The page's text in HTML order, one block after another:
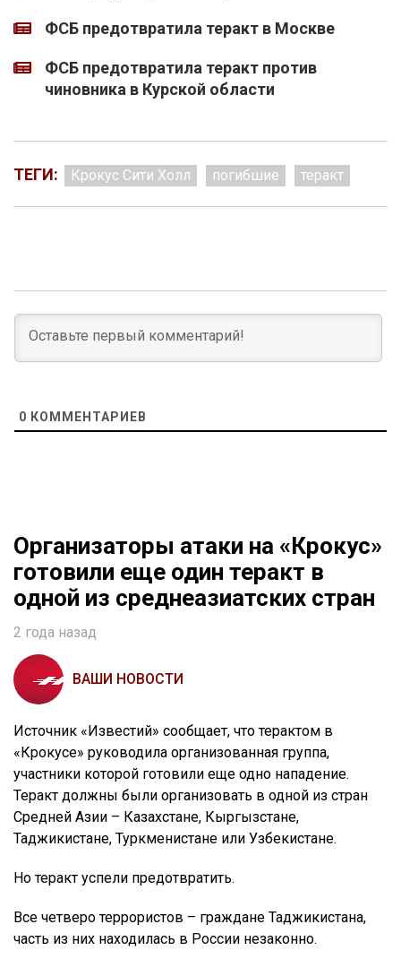
ФСБ предотвратила теракт в Москве
ФСБ предотвратила теракт против
чиновника в Курской области
ТЕГИ: Крокус Сити Холл погибшие теракт
0 КОММЕНТАРИЕВ
Организаторы атаки на «Крокус»
готовили еще один теракт в
одной из среднеазиатских стран
2 года назад
ВАШИ НОВОСТИ
Источник «Известий» сообщает, что терактом в
«Крокусе» руководила организованная группа,
участники которой готовили еще одно нападение.
Теракт должны были организовать в одной из стран
Средней Азии – Казахстане, Кыргызстане,
Таджикистане, Туркменистане или Узбекистане.
Но теракт успели предотвратить.
Все четверо террористов – граждане Таджикистана,
часть из них находилась в России незаконно.